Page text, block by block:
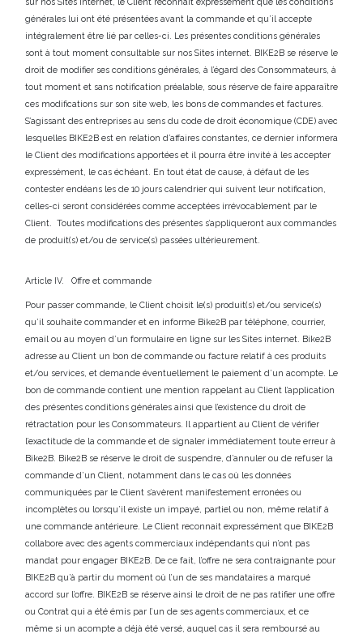
générales lui ont été présentées avant la commande et qu’il accepte
intégralement être lié par celles-ci. Les présentes conditions générales
sont à tout moment consultable sur nos Sites internet. BIKE2B se réserve le
droit de modifier ses conditions générales, à l’égard des Consommateurs, à
tout moment et sans notification préalable, sous réserve de faire apparaître
ces modifications sur son site web, les bons de commandes et factures.
S’agissant des entreprises au sens du code de droit économique (CDE) avec
lesquelles BIKE2B est en relation d’affaires constantes, ce dernier informera
le Client des modifications apportées et il pourra être invité à les accepter
expressément, le cas échéant. En tout état de cause, à défaut de les
contester endéans les de 10 jours calendrier qui suivent leur notification,
celles-ci seront considérées comme acceptées irrévocablement par le
Client. Toutes modifications des présentes s’appliqueront aux commandes
de produit(s) et/ou de service(s) passées ultérieurement.
Article IV. Offre et commande
Pour passer commande, le Client choisit le(s) produit(s) et/ou service(s)
qu’il souhaite commander et en informe Bike2B par téléphone, courrier,
email ou au moyen d’un formulaire en ligne sur les Sites internet. Bike2B
adresse au Client un bon de commande ou facture relatif à ces produits
et/ou services, et demande éventuellement le paiement d’un acompte. Le
bon de commande contient une mention rappelant au Client l’application
des présentes conditions générales ainsi que l’existence du droit de
rétractation pour les Consommateurs. Il appartient au Client de vérifier
l’exactitude de la commande et de signaler immédiatement toute erreur à
Bike2B. Bike2B se réserve le droit de suspendre, d’annuler ou de refuser la
commande d’un Client, notamment dans le cas où les données
communiquées par le Client s’avèrent manifestement erronées ou
incomplètes ou lorsqu’il existe un impayé, partiel ou non, même relatif à
une commande antérieure. Le Client reconnait expressément que BIKE2B
collabore avec des agents commerciaux indépendants qui n’ont pas
mandat pour engager BIKE2B. De ce fait, l’offre ne sera contraignante pour
BIKE2B qu’à partir du moment où l’un de ses mandataires a marqué
accord sur l’offre. BIKE2B se réserve ainsi le droit de ne pas ratifier une offre
ou Contrat qui a été émis par l’un de ses agents commerciaux, et ce
même si un acompte a déjà été versé, auquel cas il sera remboursé au